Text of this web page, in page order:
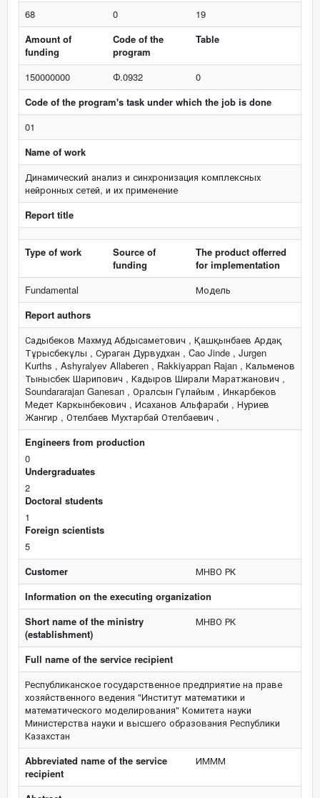
68 0
19
Amount of
funding
Code of the
program
Table
150000000 Ф.0932
0
Code of the program's task under which the job is done
01
Name of work
Динамический анализ и синхронизация комплексных
нейронных сетей, и их применение
Report title
Type of work
Source of
funding
The product offerred
for implementation
Fundamental
Модель
Report authors
Садыбеков Махмуд Абдысаметович , Қашқынбаев Ардақ
Тұрысбекұлы , Сураган Дурвудхан , Cao Jinde , Jurgen
Kurths , Ashyralyev Allaberen , Rakkiyappan Rajan , Кальменов
Тынысбек Шарипович , Кадыров Ширали Маратжанович ,
Soundararajan Ganesan , Оралсын Гүлайым , Инкарбеков
Медет Каркынбекович , Исаханов Альфараби , Нуриев
Жангир , Отелбаев Мухтарбай Отелбаевич ,
Engineers from production
0
Undergraduates
2
Doctoral students
1
Foreign scientists
5
Customer
МНВО РК
Information on the executing organization
Short name of the ministry
(establishment)
МНВО РК
Full name of the service recipient
Республиканское государственное предприятие на праве
хозяйственного ведения "Институт математики и
математического моделирования" Комитета науки
Министерства науки и высшего образования Республики
Казахстан
Abbreviated name of the service
recipient
ИМММ